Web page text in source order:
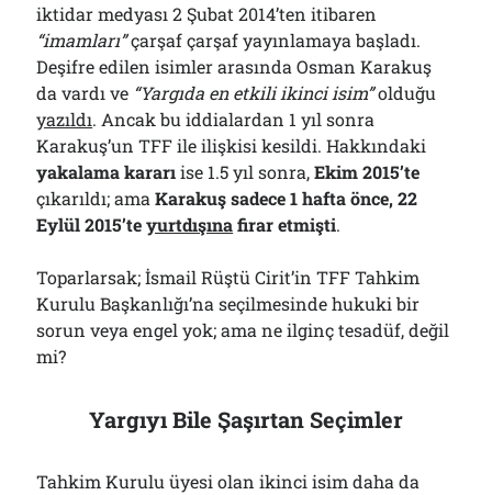
iktidar medyası 2 Şubat 2014’ten itibaren
“imamları”çarşaf çarşaf yayınlamaya başladı.
Deşifre edilen isimler arasında Osman Karakuş
da vardı ve “Yargıda en etkili ikinci isim”olduğu
yazıldı. Ancak bu iddialardan 1 yıl sonra
Karakuş’un TFF ile ilişkisi kesildi. Hakkındaki
yakalama kararıise 1.5 yıl sonra,Ekim 2015’te
çıkarıldı; amaKarakuş sadece 1 hafta önce, 22
Eylül 2015’teyurtdışınafirar etmişti.
Toparlarsak; İsmail Rüştü Cirit’in TFF Tahkim
Kurulu Başkanlığı’na seçilmesinde hukuki bir
sorun veya engel yok; ama ne ilginç tesadüf, değil
mi?
Yargıyı Bile Şaşırtan Seçimler
Tahkim Kurulu üyesi olan ikinci isim daha da